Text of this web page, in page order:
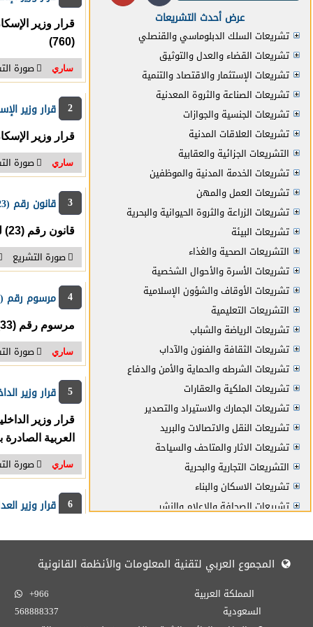
(36)
(1)
عرض أحدث التشريعات
تشريعات السلك الدبلوماسي والقنصلي
تشريعات القضاء والعدل والتوثيق
تشريعات الإستثمار والاقتصاد والتنمية
تشريعات الصناعة والثروة المعدنية
تشريعات الجنسية والجوازات
تشريعات العلاقات المدنية
التشريعات الجزائية والعقابية
تشريعات الخدمة المدنية والموظفين
تشريعات العمل والمهن
تشريعات الزراعة والثروة الحيوانية والبحرية
تشريعات البيئة
التشريعات الصحية والغذاء
تشريعات الأسرة والأحوال الشخصية
تشريعات الأوقاف والشؤون الإسلامية
التشريعات التعليمية
تشريعات الرياضة والشباب
تشريعات الثقافة والفنون والآداب
تشريعات الشرطه والحماية والأمن والدفاع
تشريعات الملكية والعقارات
تشريعات الجمارك والاستيراد والتصدير
تشريعات النقل والاتصالات والبريد
تشريعات الاثار والمتاحف والسياحة
التشريعات التجارية والبحرية
تشريعات الاسكان والبناء
تشريعات الصحافة والاعلام والنشر
تشريعات الإتفاقيات الدولية والمعاهدات
تشريعات الضرائب والرسوم
تشريعات النقد والبنوك والائتمان
تشريعات القوات المسلحة
(760)
ساري صورة
2 قرار وزير الإسكان والتخطيط
قرار وزير الإسكان والتخطيط العمراني
ساري صورة
3 قانون رقم (23) لسنة 2026 رقم 23 لسنة 2026 بتاريخ 04/06/2026 الجريدة الرسمية : 3887
قانون رقم (23) لسنة 2026 بشأن تنظيم حيازة وتداول الحيوانات الخطرة
صورة التشريع
4 مرسوم رقم (33) لسنة 2026 رقم 33 لسنة 2026 بتاريخ 04/06/2026 الجريدة الرسمية : 3887
مرسوم رقم (33) لسنة 2026 بالعفو الخاص عما تبقى من مدة العقوبة السالبة للحرية المحكوم بها في بعض الدعاوى
ساري صورة
5 قرار وزير الداخلية رقم (63) لسنة 2026 رقم 63 لسنة
العربية الصادرة
ساري صورة
6 قرار وزير العدل والشئون
قرار وزير الإسكان والتخطيط
المجموع العربي لتقنية المعلومات والأنظمة القانونية
المملكة العربية
السعودية
+966
568888337